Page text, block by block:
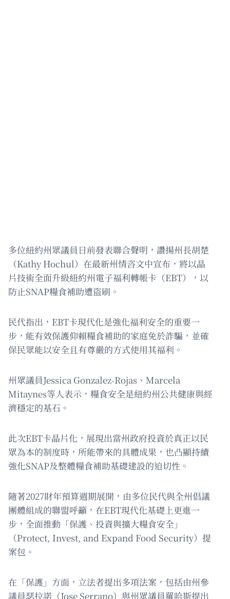
多位紐約州眾議員日前發表聯合聲明，讚揚州長胡楚
（Kathy Hochul）在最新州情咨文中宣布，將以晶
片技術全面升級紐約州電子福利轉帳卡（EBT），以
防止SNAP糧食補助遭盜刷。
民代指出，EBT卡現代化是強化福利安全的重要一
步，能有效保護仰賴糧食補助的家庭免於詐騙，並確
保民眾能以安全且有尊嚴的方式使用其福利。
州眾議員Jessica Gonzalez-Rojas、Marcela
Mitaynes等人表示，糧食安全是紐約州公共健康與經
濟穩定的基石。
此次EBT卡晶片化，展現出當州政府投資於真正以民
眾為本的制度時，所能帶來的具體成果，也凸顯持續
強化SNAP及整體糧食補助基礎建設的迫切性。
隨著2027財年預算週期展開，由多位民代與全州倡議
團體組成的聯盟呼籲，在EBT現代化基礎上更進一
步，全面推動「保護、投資與擴大糧食安全」
（Protect, Invest, and Expand Food Security）提
案包。
在「保護」方面，立法者提出多項法案，包括由州參
議員瑟拉諾（Jose Serrano）與州眾議員羅哈斯提出